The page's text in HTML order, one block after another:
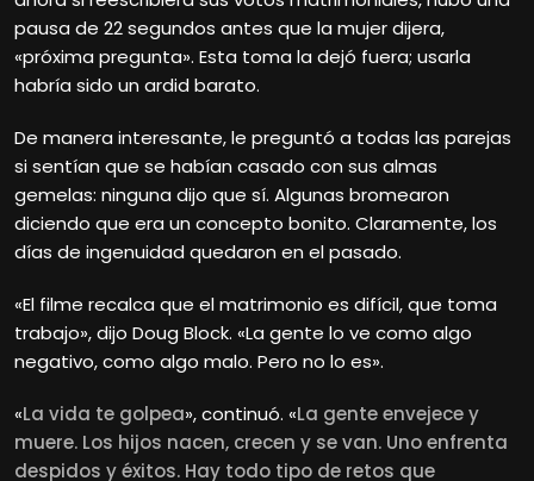
pausa de 22 segundos antes que la mujer dijera,
«próxima pregunta». Esta toma la dejó fuera; usarla
habría sido un ardid barato.
De manera interesante, le preguntó a todas las parejas
si sentían que se habían casado con sus almas
gemelas: ninguna dijo que sí. Algunas bromearon
diciendo que era un concepto bonito. Claramente, los
días de ingenuidad quedaron en el pasado.
«El filme recalca que el matrimonio es difícil, que toma
trabajo», dijo Doug Block. «La gente lo ve como algo
negativo, como algo malo. Pero no lo es».
«La vida te golpea», continuó. «La gente envejece y
muere. Los hijos nacen, crecen y se van. Uno enfrenta
despidos y éxitos. Hay todo tipo de retos que